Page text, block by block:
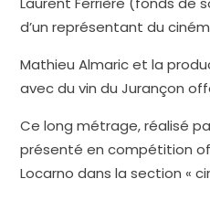
d’un représentant du
Mathieu Almaric et la
avec du vin du Jurançon
Ce long métrage, réalisé
présenté en compétition
Locarno dans la section «